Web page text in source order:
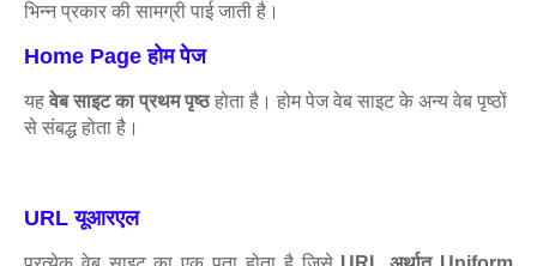
भिन्न प्रकार की सामग्री पाई जाती है।
Home Page होम पेज
यहवेब साइट का प्रथम पृष्ठहोता है। होम पेज वेब साइट के अन्य वेब पृष्ठों
से संबद्ध होता है।
URL यूआरएल